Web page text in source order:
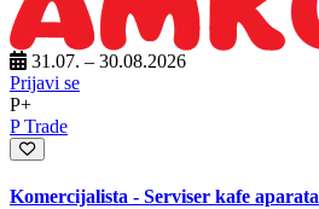
31.07. – 30.08.2026
Prijavi se
P+
P Trade
Komercijalista - Serviser kafe aparata